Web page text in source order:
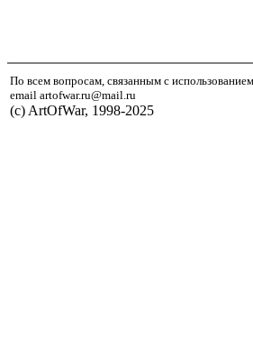
По всем вопросам, связанным с
email artofwar.ru@mail.ru
(с) ArtOfWar, 1998-2025